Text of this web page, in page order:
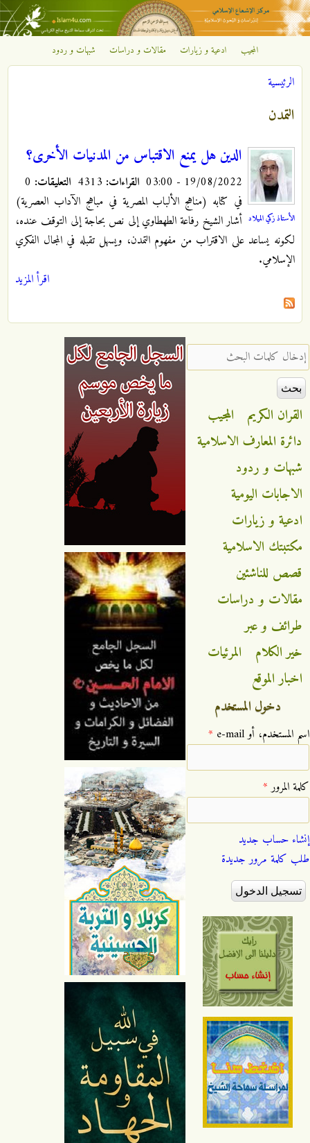
تجاوز إلى المحتوى الرئيسي
مركز
الإشعاع
الإسلامي
المجيب ادعية و زيارات مقالات و دراسات شبهات و ردود
أنت هنا
الرئيسية
التمدن
الأستاذ زكي الميلاد
الدين هل يمنع الاقتباس من المدنيات الأخرى؟
19/08/2022 - 03:00 القراءات: التعليقات:
في كتابه (مناهج الألباب المصرية في مباهج الآداب العصرية)
أشار الشيخ رفاعة الطهطاوي إلى نص بحاجة إلى التوقف عنده،
لكونه يساعد على الاقتراب من مفهوم التمدن، ويسهل تقبله في المجال الفكري
الإسلامي.
اقرأ المزيد
‏إدخال كلمات البحث ‏
القران الكريم
المجيب
دائرة المعارف الاسلامية
شبهات و ردود
الاجابات اليومية
ادعية و زيارات
مكتبتك الاسلامية
قصص للناشئين
مقالات و دراسات
طرائف و عبر
خير الكلام
المرئيات
اخبار الموقع
دخول المستخدم
‏اسم المستخدم، أو e-mail ‏ *
‏كلمة المرور ‏*
إنشاء حساب جديد
طلب كلمة مرور جديدة